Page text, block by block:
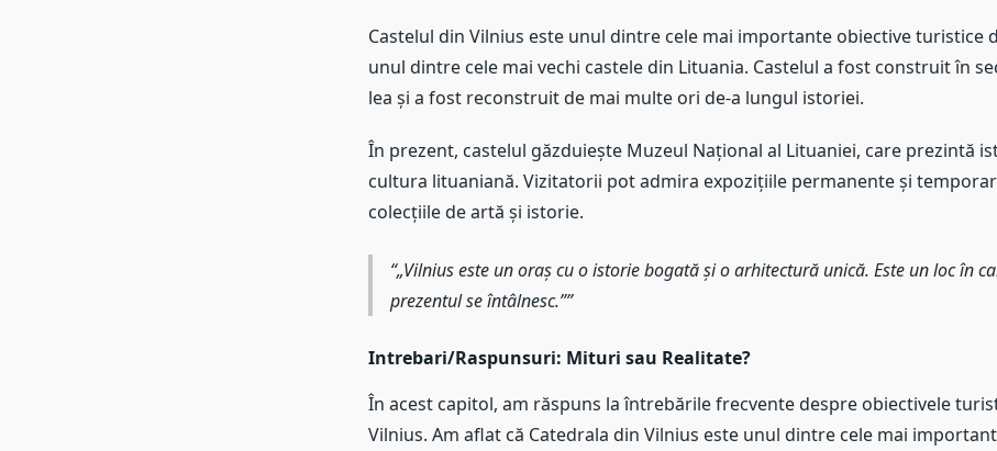
Castelul din Vilnius este unul dintre cele mai importante obiective turistice
unul dintre cele mai vechi castele din Lituania. Castelul a fost construit în
lea și a fost reconstruit de mai multe ori de-a lungul istoriei.
În prezent, castelul găzduiește Muzeul Național al Lituaniei, care prezintă
cultura lituaniană. Vizitatorii pot admira expozițiile permanente și
colecțiile de artă și istorie.
„Vilnius este un oraș cu o istorie bogată și o arhitectură unică. Este un loc în
prezentul se întâlnesc.”
Intrebari/Raspunsuri: Mituri sau Realitate?
În acest capitol, am răspuns la întrebările frecvente despre obiectivele
Vilnius. Am aflat că Catedrala din Vilnius este unul dintre cele mai